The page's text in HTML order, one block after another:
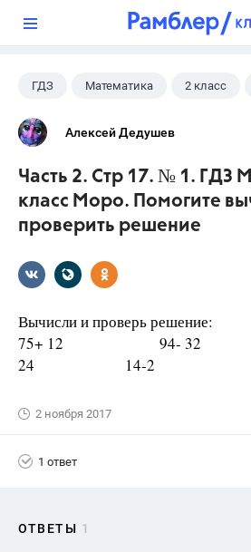
ГДЗ Математика 2 класс
Алексей Дедушев
Часть 2. Стр 17. № 1. ГДЗ
класс Моро. Помогите
проверить решение
Вычисли и проверь решение:
75+ 12 94-
24 14-2
2 ноября 2017
1 ответ
ОТВЕТЫ 1